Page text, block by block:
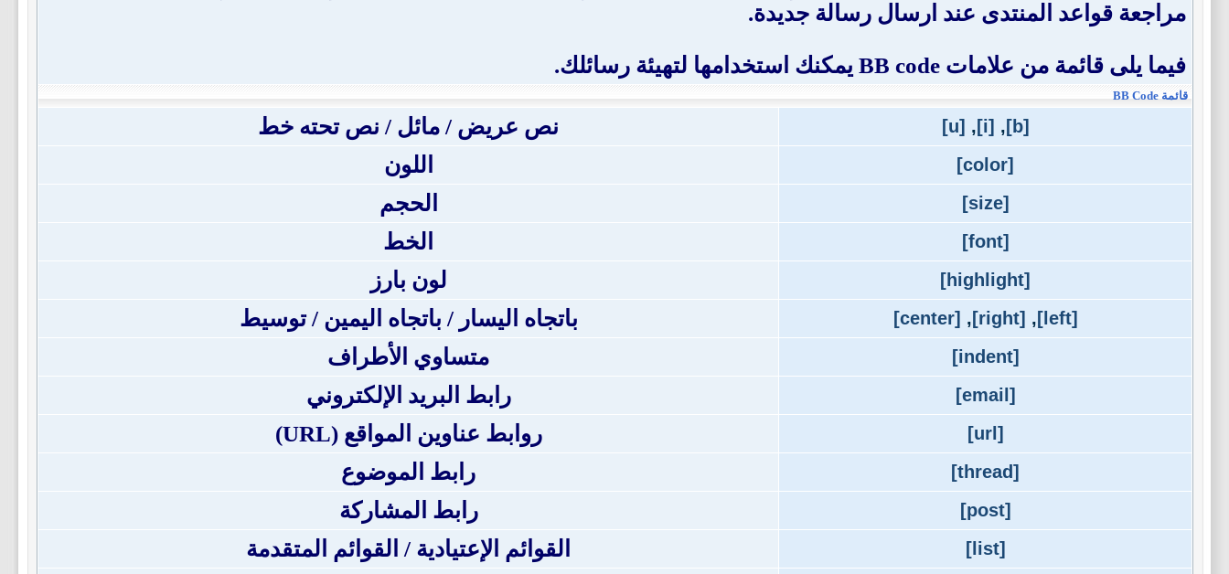
مراجعة قواعد المنتدى عند ارسال رسالة جديدة.
فيما يلى قائمة من علامات BB code يمكنك استخدامها لتهيئة رسائلك.
قائمة BB Code
[b]
,
[i]
,
[u] نص عريض / مائل / نص تحته خط
[color] اللون
[size] الحجم
[font] الخط
[highlight] لون بارز
[left]
,
[right]
,
[center] باتجاه اليسار / باتجاه اليمين / توسيط
[indent] متساوي الأطراف
[email] رابط البريد الإلكتروني
[url] روابط عناوين المواقع (URL)
[thread] رابط الموضوع
[post] رابط المشاركة
[list] القوائم الإعتيادية / القوائم المتقدمة